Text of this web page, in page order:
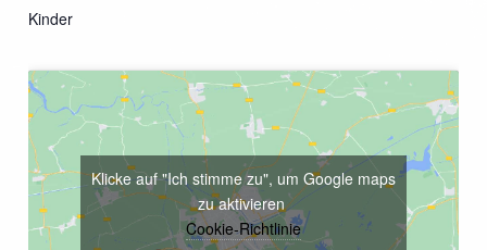
Kinder
Klicke auf "Ich stimme zu", um Google maps
zu aktivieren
Cookie-Richtlinie